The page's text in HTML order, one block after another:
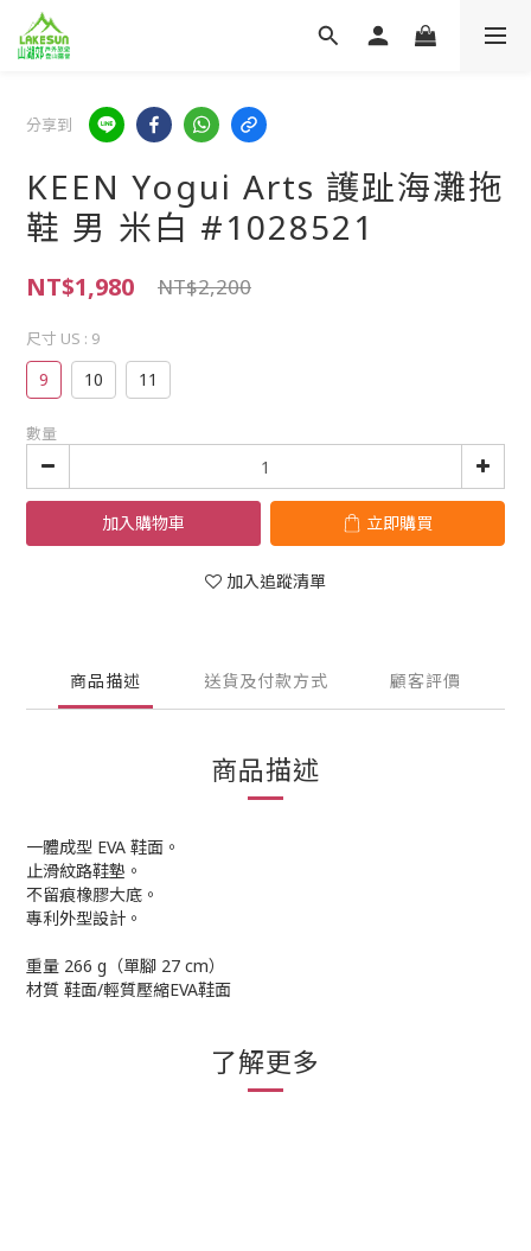
分享到
KEEN Yogui Arts 護趾海灘拖
鞋 男 米白 #1028521
NT$1,980 NT$2,200
尺寸 US : 9
9 10 11
數量
加入購物車 立即購買
加入追蹤清單
商品描述 送貨及付款方式 顧客評價
商品描述
一體成型 EVA 鞋面。
止滑紋路鞋墊。
不留痕橡膠大底。
專利外型設計。
重量 266 g（單腳 27 cm）
材質 鞋面/輕質壓縮EVA鞋面
了解更多